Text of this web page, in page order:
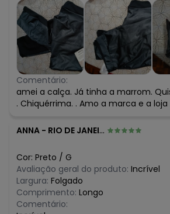
Comentário:
amei a calça. Já tinha a marrom.
. Chiquérrima. . Amo a marca e a loja
ANNA - RIO DE JANEIRO - RJ
Cor: Preto / G
Avaliação geral do produto: Incrível
Largura: Folgado
Comprimento: Longo
Comentário: